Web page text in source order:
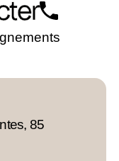
85